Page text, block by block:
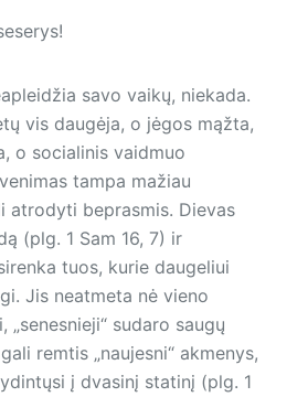
savo vaikų, niekada.
vis daugėja, o jėgos mąžta,
o socialinis vaidmuo
tampa mažiau
atrodyti beprasmis. Dievas
(plg. 1 Sam 16, 7) ir
tuos, kurie daugeliui
Jis neatmeta nė vieno
„senesnieji“ sudaro saugų
remtis „naujesni“ akmenys,
į dvasinį statinį (plg. 1